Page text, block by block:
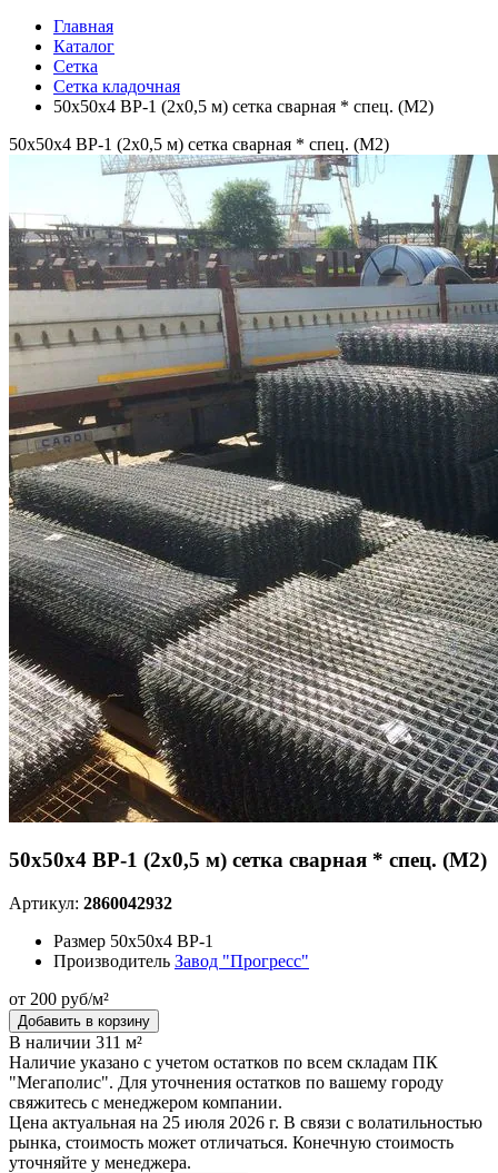
Главная
Каталог
Сетка
Сетка кладочная
50х50х4 ВР-1 (2х0,5 м) сетка сварная * спец. (М2)
50х50х4 ВР-1 (2х0,5 м) сетка сварная * спец. (М2)
50х50х4 ВР-1 (2х0,5 м) сетка сварная * спец. (М2)
Артикул: 2860042932
Размер 50х50х4 ВР-1
Производитель Завод "Прогресс"
от 200 руб/м²
Добавить в корзину
В наличии 311 м²
Наличие указано с учетом остатков по всем складам ПК
"Мегаполис". Для уточнения остатков по вашему городу
свяжитесь с менеджером компании.
Цена актуальная на 25 июля 2026 г. В связи с волатильностью
рынка, стоимость может отличаться. Конечную стоимость
уточняйте у менеджера.